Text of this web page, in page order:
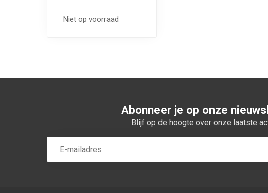
Niet op voorraad
Abonneer je op onze
Blijf op de hoogte over onze laatste